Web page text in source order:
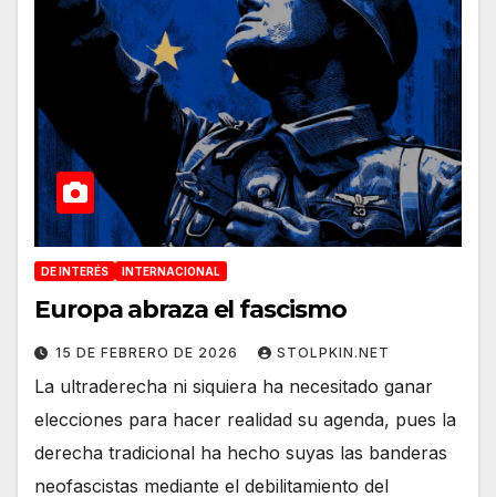
DE INTERÉS INTERNACIONAL
Europa abraza el fascismo
15 DE FEBRERO DE 2026 STOLPKIN.NET
La ultraderecha ni siquiera ha necesitado ganar
elecciones para hacer realidad su agenda, pues la
derecha tradicional ha hecho suyas las banderas
neofascistas mediante el debilitamiento del